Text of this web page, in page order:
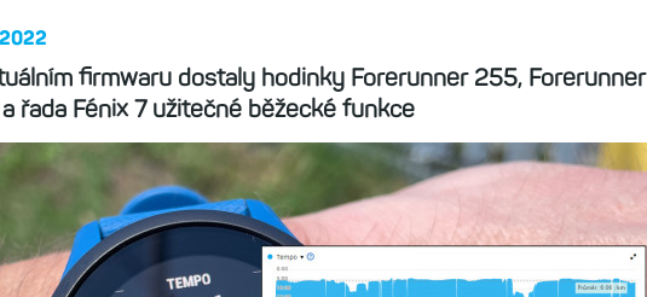
firmwaru dostaly hodinky Forerunner 255, Forerunner
řada Fénix 7 užitečné běžecké funkce